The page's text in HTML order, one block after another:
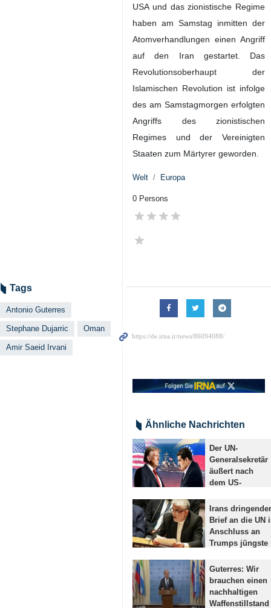
USA und das zionistische Regime
haben am Samstag inmitten der
Atomverhandlungen einen Angriff
auf den Iran gestartet. Das
Revolutionsoberhaupt der
Islamischen Revolution ist infolge
des am Samstagmorgen erfolgten
Angriffs des zionistischen
Regimes und der Vereinigten
Staaten zum Märtyrer geworden.
Welt Europa
0 Persons
Tags
Antonio Guterres
Stephane Dujarric Oman
Amir Saeid Irvani
Ähnliche Nachrichten
Der UN-
Generalsekretär
äußert nach
dem US-
auf Venezuela
lediglich
Besorgnis
Teheran (IRNA) -
Nach dem US-
Venezuela
äußerte UN-
Generalsekretär
António
Irans
Brief an die UN
Anschluss an
Trumps jüngste
Äußerungen
Drohungen
Teheran (IRNA) -
Saeed Iravani,
Guterres: Wir
brauchen einen
nachhaltigen
Waffenstillstand